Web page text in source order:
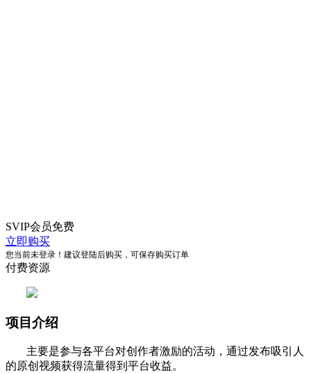
SVIP会员免费
立即购买
您当前未登录！建议登陆后购买，可保存购买订单
付费资源
项目介绍
主要是参与各平台对创作者激励的活动，通过发布吸引人
的原创视频获得流量得到平台收益。